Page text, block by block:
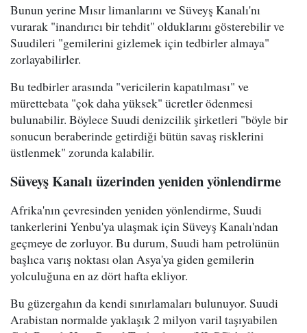
Bunun yerine Mısır limanlarını ve Süveyş Kanalı'nı
vurarak "inandırıcı bir tehdit" olduklarını gösterebilir ve
Suudileri "gemilerini gizlemek için tedbirler almaya"
zorlayabilirler.
Bu tedbirler arasında "vericilerin kapatılması" ve
mürettebata "çok daha yüksek" ücretler ödenmesi
bulunabilir. Böylece Suudi denizcilik şirketleri "böyle bir
sonucun beraberinde getirdiği bütün savaş risklerini
üstlenmek" zorunda kalabilir.
Süveyş Kanalı üzerinden yeniden yönlendirme
Afrika'nın çevresinden yeniden yönlendirme, Suudi
tankerlerini Yenbu'ya ulaşmak için Süveyş Kanalı'ndan
geçmeye de zorluyor. Bu durum, Suudi ham petrolünün
başlıca varış noktası olan Asya'ya giden gemilerin
yolculuğuna en az dört hafta ekliyor.
Bu güzergahın da kendi sınırlamaları bulunuyor. Suudi
Arabistan normalde yaklaşık 2 milyon varil taşıyabilen